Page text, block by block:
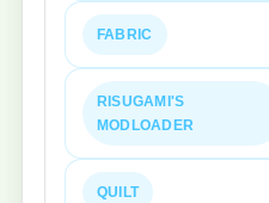
FABRIC
RISUGAMI'S
MODLOADER
QUILT